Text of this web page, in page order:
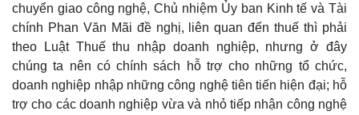
chuyển giao công nghệ, Chủ nhiệm Ủy ban Kinh tế và Tài
chính Phan Văn Mãi đề nghị, liên quan đến thuế thì phải
theo Luật Thuế thu nhập doanh nghiệp, nhưng ở đây
chúng ta nên có chính sách hỗ trợ cho những tổ chức,
doanh nghiệp nhập những công nghệ tiên tiến hiện đại; hỗ
trợ cho các doanh nghiệp vừa và nhỏ tiếp nhận công nghệ